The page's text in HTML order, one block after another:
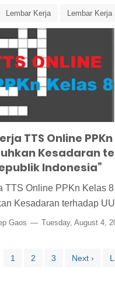
Lembar Kerja Lembar Kerja
TTS Online
Kesadaran
Indonesia”
TTS Online PPKn Kelas
Kesadaran terhadap
Gaos Tuesday, August 4,
1 2 3 Next ›